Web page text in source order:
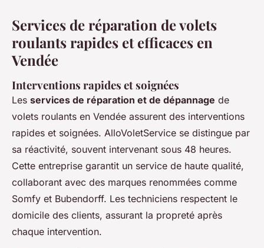
Services de réparation de volets
roulants rapides et efficaces en
Vendée
Interventions rapides et soignées
Les services de réparation et de dépannage de
volets roulants en Vendée assurent des interventions
rapides et soignées. AlloVoletService se distingue par
sa réactivité, souvent intervenant sous 48 heures.
Cette entreprise garantit un service de haute qualité,
collaborant avec des marques renommées comme
Somfy et Bubendorff. Les techniciens respectent le
domicile des clients, assurant la propreté après
chaque intervention.